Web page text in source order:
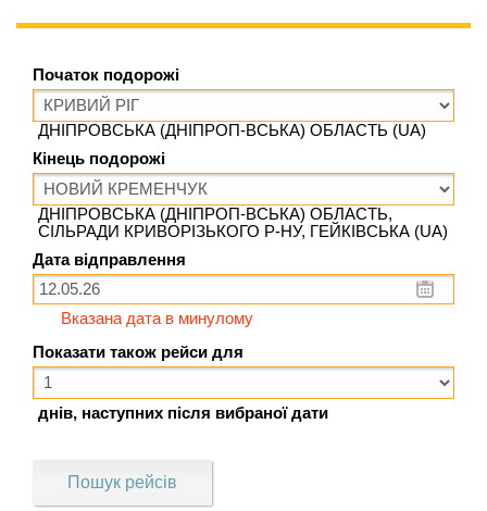
Початок подорожі
ДНІПРОВСЬКА (ДНІПРОП-ВСЬКА) ОБЛАСТЬ (UA)
Кінець подорожі
ДНІПРОВСЬКА (ДНІПРОП-ВСЬКА) ОБЛАСТЬ,
СІЛЬРАДИ КРИВОРІЗЬКОГО Р-НУ, ГЕЙКІВСЬКА (UA)
Дата відправлення
Вказана дата в минулому
Показати також рейси для
днів, наступних після вибраної дати
Пошук рейсів